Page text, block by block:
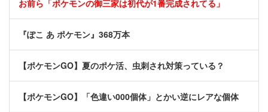
お前ら「ポケモンの御三家は初代が1番完成されてる」
『ぽこ あ ポケモン』368万本
【ポケモンGO】夏のポケ活、虫刺され対策っている？
【ポケモンGO】「色違い000個体」とかい逆にレアな個体